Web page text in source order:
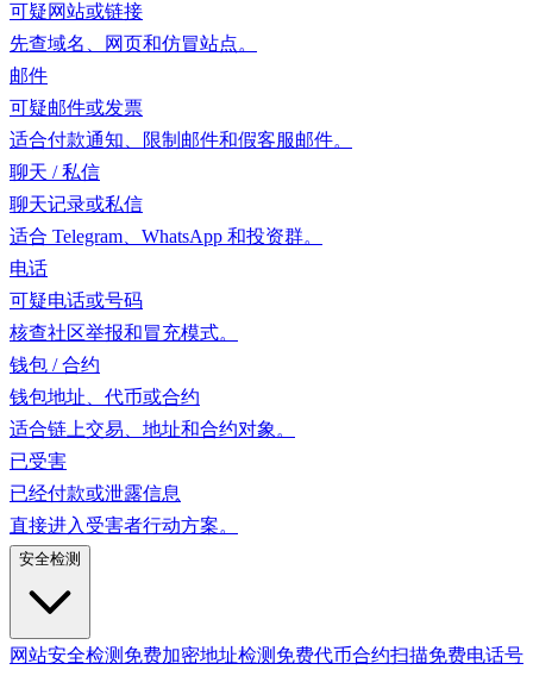
可疑网站或链接
先查域名、网页和仿冒站点。
邮件
可疑邮件或发票
适合付款通知、限制邮件和假客服邮件。
聊天 / 私信
聊天记录或私信
适合 Telegram、WhatsApp 和投资群。
电话
可疑电话或号码
核查社区举报和冒充模式。
钱包 / 合约
钱包地址、代币或合约
适合链上交易、地址和合约对象。
已受害
已经付款或泄露信息
直接进入受害者行动方案。
安全检测
网站安全检测 免费加密地址检测 免费代币合约扫描免费电话号